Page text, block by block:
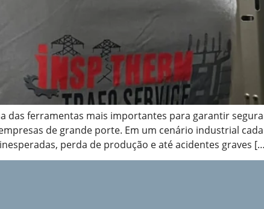
ferramentas mais importantes para garantir
de grande porte. Em um cenário industrial
perda de produção e até acidentes graves